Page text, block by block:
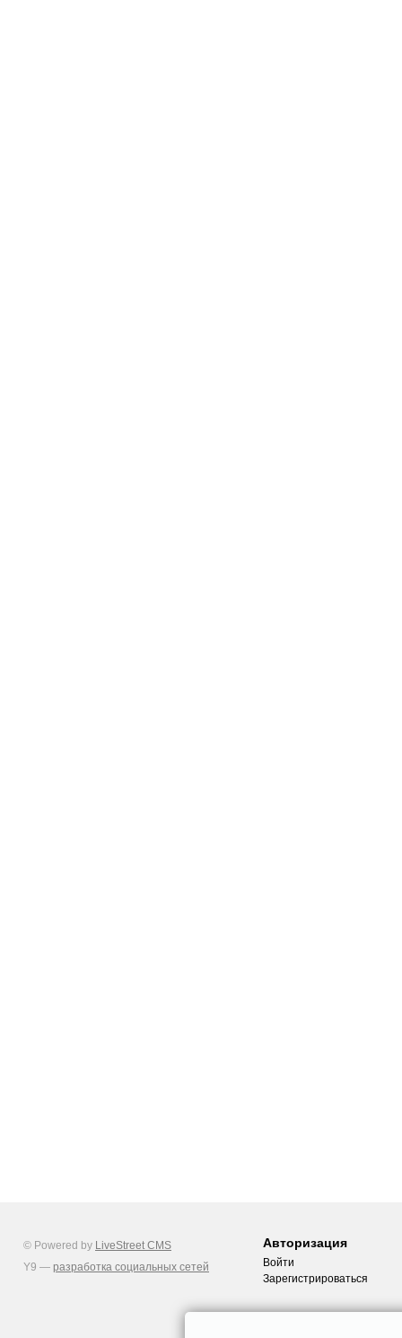
© Powered by LiveStreet CMS
Y9 — разработка социальных сетей
Авторизация
Войти
Зарегистрироваться